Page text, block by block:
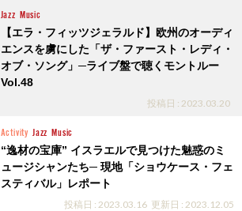
Jazz Music
【エラ・フィッツジェラルド】欧州のオーディ
エンスを虜にした「ザ・ファースト・レディ・
オブ・ソング」─ライブ盤で聴くモントルー
Vol.48
投稿日 : 2023.03.20
Activity Jazz Music
“逸材の宝庫” イスラエルで見つけた魅惑のミ
ュージシャンたち─ 現地「ショウケース・フェ
スティバル」レポート
投稿日 : 2023.03.16 更新日 : 2023.12.05